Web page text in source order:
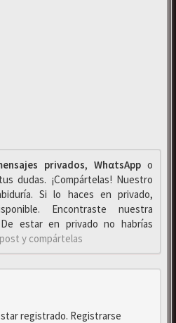
privados, WhαtsAppo
dudas. ¡Compártelas! Nuestro
Si lo haces en privado,
Encontraste nuestra
estar en privado no habrías
y compártelas
registrado. Registrarse